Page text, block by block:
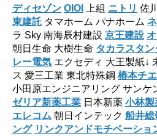
ディセゾン OIOI 上組 ニトリ 佐
東建託 タマホーム パナホーム
ラ Sky 南海辰村建設 京王建設
朝日生命 大樹生命 タカラスタン
レー電気 エクセディ 大王製紙↓
ス 愛三工業 東北特殊鋼 椿本チ
小田原エンジニアリング サンケ
ゼリア新薬工業 日本新薬 小林製
エレコム 朝日インテック 船井総
ング リンクアンドモチベーショ